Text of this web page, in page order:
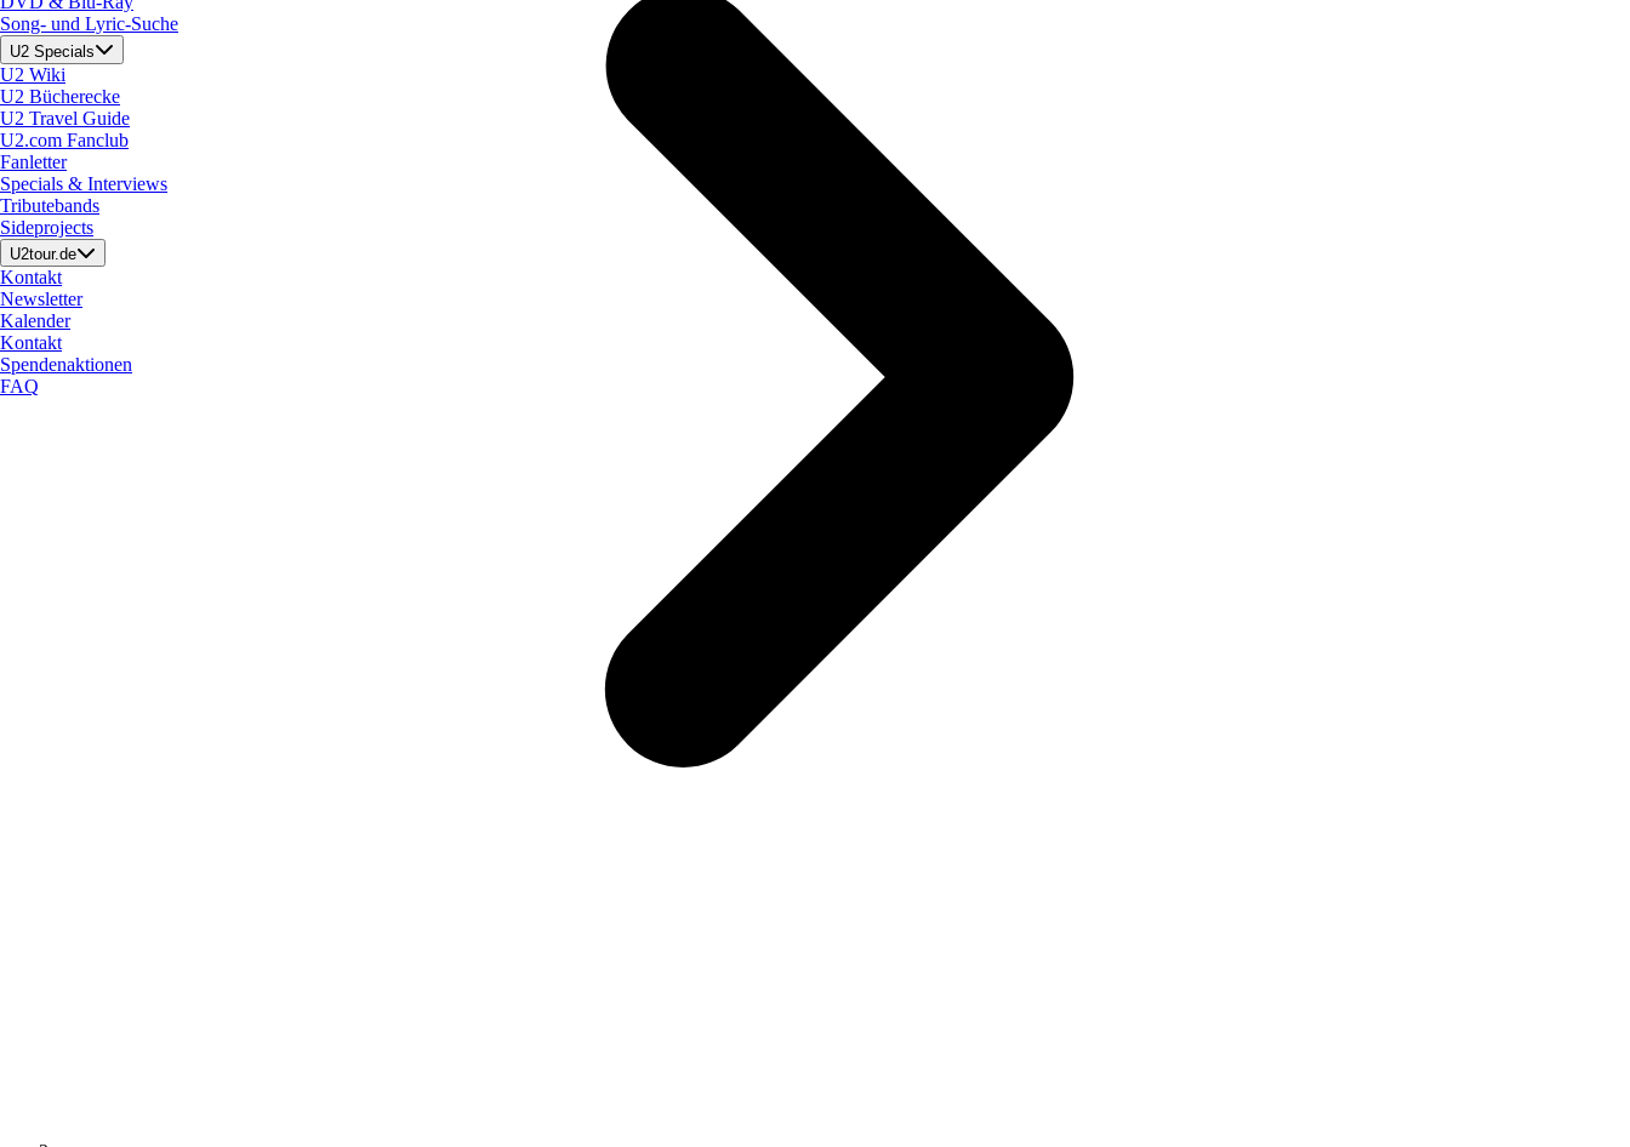
Song- und Lyric-Suche
U2 Specials
U2 Wiki
U2 Bücherecke
U2 Travel Guide
U2.com Fanclub
Fanletter
Specials & Interviews
Tributebands
Sideprojects
U2tour.de
Kontakt
Newsletter
Kalender
Kontakt
Spendenaktionen
FAQ